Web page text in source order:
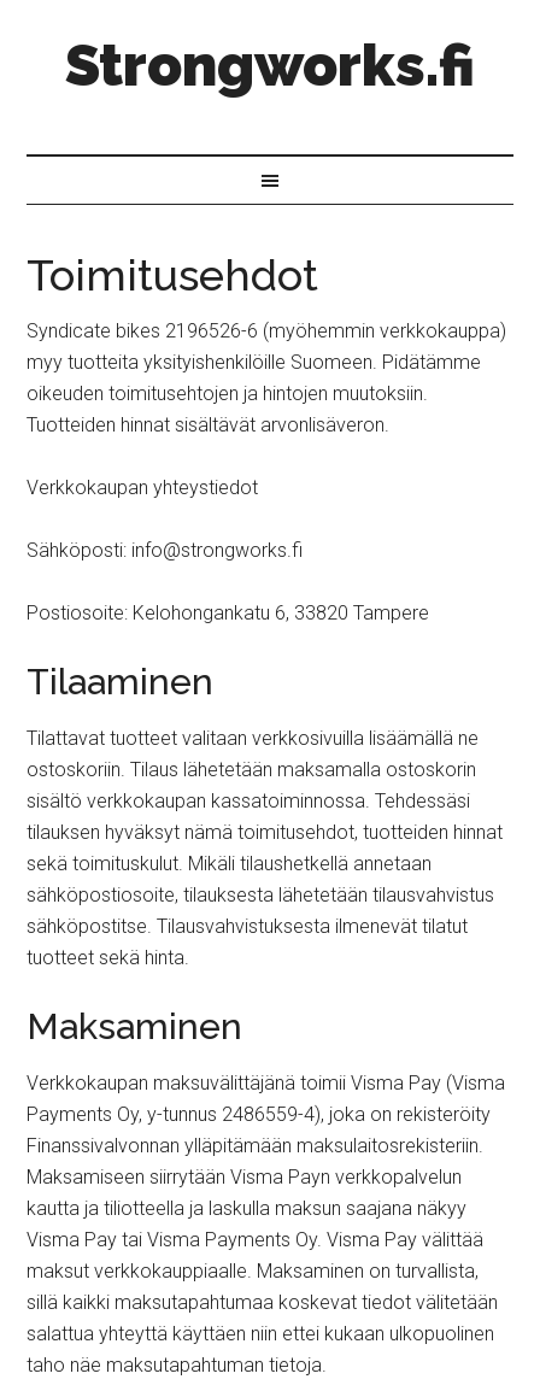
Strongworks.fi
Toimitusehdot
Syndicate bikes 2196526-6 (myöhemmin verkkokauppa)
myy tuotteita yksityishenkilöille Suomeen. Pidätämme
oikeuden toimitusehtojen ja hintojen muutoksiin.
Tuotteiden hinnat sisältävät arvonlisäveron.
Verkkokaupan yhteystiedot
Sähköposti: info@strongworks.fi
Postiosoite: Kelohongankatu 6, 33820 Tampere
Tilaaminen
Tilattavat tuotteet valitaan verkkosivuilla lisäämällä ne
ostoskoriin. Tilaus lähetetään maksamalla ostoskorin
sisältö verkkokaupan kassatoiminnossa. Tehdessäsi
tilauksen hyväksyt nämä toimitusehdot, tuotteiden hinnat
sekä toimituskulut. Mikäli tilaushetkellä annetaan
sähköpostiosoite, tilauksesta lähetetään tilausvahvistus
sähköpostitse. Tilausvahvistuksesta ilmenevät tilatut
tuotteet sekä hinta.
Maksaminen
Verkkokaupan maksuvälittäjänä toimii Visma Pay (Visma
Payments Oy, y-tunnus 2486559-4), joka on rekisteröity
Finanssivalvonnan ylläpitämään maksulaitosrekisteriin.
Maksamiseen siirrytään Visma Payn verkkopalvelun
kautta ja tiliotteella ja laskulla maksun saajana näkyy
Visma Pay tai Visma Payments Oy. Visma Pay välittää
maksut verkkokauppiaalle. Maksaminen on turvallista,
sillä kaikki maksutapahtumaa koskevat tiedot välitetään
salattua yhteyttä käyttäen niin ettei kukaan ulkopuolinen
taho näe maksutapahtuman tietoja.